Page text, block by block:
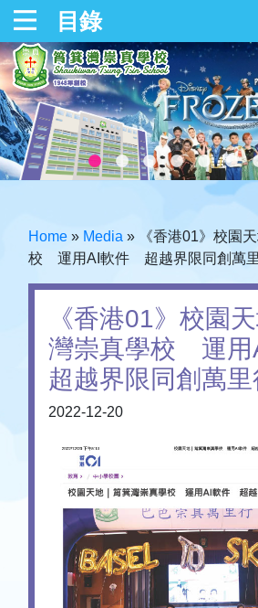
目錄
Home » Media »
《香港01》校園
校 運用AI軟件 超越界限同創萬
《香港01》校園
灣崇真學校 運
超越界限同創萬里
2022-12-20